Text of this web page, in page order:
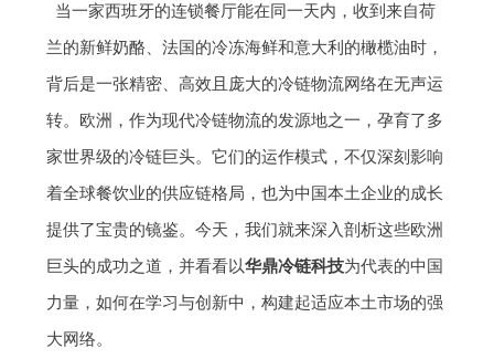
当一家西班牙的连锁餐厅能在同一天内，收到来自荷
兰的新鲜奶酪、法国的冷冻海鲜和意大利的橄榄油时，
背后是一张精密、高效且庞大的冷链物流网络在无声运
转。欧洲，作为现代冷链物流的发源地之一，孕育了多
家世界级的冷链巨头。它们的运作模式，不仅深刻影响
着全球餐饮业的供应链格局，也为中国本土企业的成长
提供了宝贵的镜鉴。今天，我们就来深入剖析这些欧洲
巨头的成功之道，并看看以华鼎冷链科技为代表的中国
力量，如何在学习与创新中，构建起适应本土市场的强
大网络。